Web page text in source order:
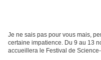
Je ne sais pas pour vous mais,
certaine impatience. Du 9 au 13
accueillera le Festival de